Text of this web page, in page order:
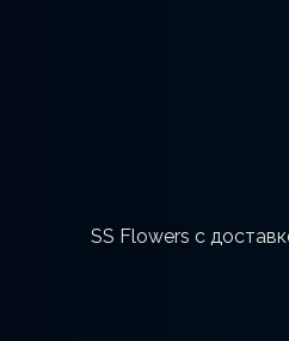
SS Flowers с